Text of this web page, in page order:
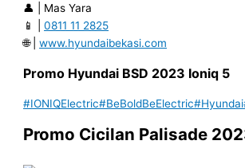
👤 | Mas Yara
📱 |0811 11 2825
🌐 |www.hyundaibekasi.com
Promo Hyundai BSD 2023 Ioniq 5
#IONIQElectric#BeBoldBeElectric#Hyundai
Promo Cicilan Palisade